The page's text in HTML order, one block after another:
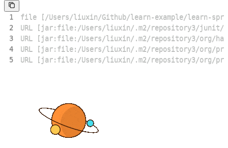
1
2
3
4
5
URL [jar:file:/Users/liuxin/.m2/repository3/org/